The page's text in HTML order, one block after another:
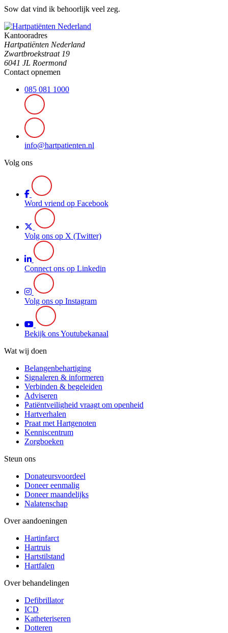
Sow dat vind ik behoorlijk veel zeg.
Kantooradres
Hartpatiënten Nederland
Zwartbroekstraat 19
6041 JL Roermond
Contact opnemen
085 081 1000
info@hartpatienten.nl
Volg ons
Word vriend op Facebook
Volg ons op X (Twitter)
Connect ons op Linkedin
Volg ons op Instagram
Bekijk ons Youtubekanaal
Wat wij doen
Belangenbehartiging
Signaleren & informeren
Verbinden & begeleiden
Adviseren
Patiëntveiligheid vraagt om openheid
Hartverhalen
Praat met Hartgenoten
Kenniscentrum
Zorgboeken
Steun ons
Donateursvoordeel
Doneer eenmalig
Doneer maandelijks
Nalatenschap
Over aandoeningen
Hartinfarct
Hartruis
Hartstilstand
Hartfalen
Over behandelingen
Defibrillator
ICD
Katheteriseren
Dotteren